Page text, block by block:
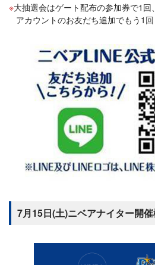
大抽選会はゲート配布の参加券で1
アカウントのお友だち追加でもう1
7月15日(土)ニベアナイター開